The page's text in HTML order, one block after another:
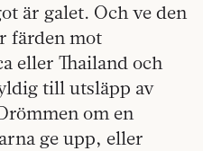
är galet. Och ve den
färden mot
eller Thailand och
till utsläpp av
om en
ge upp, eller